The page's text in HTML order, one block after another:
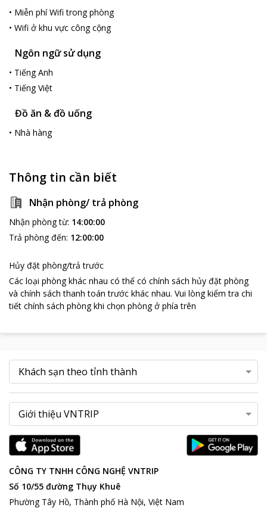
• Miễn phí Wifi trong phòng
• Wifi ở khu vực công cộng
Ngôn ngữ sử dụng
• Tiếng Anh
• Tiếng Việt
Đồ ăn & đồ uống
• Nhà hàng
Thông tin cần biết
Nhận phòng/ trả phòng
Nhận phòng từ: 14:00:00
Trả phòng đến: 12:00:00
Hủy đặt phòng/trả trước
Các loại phòng khác nhau có thể có chính sách hủy đặt phòng
và chính sách thanh toán trước khác nhau. Vui lòng kiểm tra chi
tiết chính sách phòng khi chọn phòng ở phía trên
CÔNG TY TNHH CÔNG NGHỆ VNTRIP
Số 10/55 đường Thụy Khuê
Phường Tây Hồ, Thành phố Hà Nội, Việt Nam